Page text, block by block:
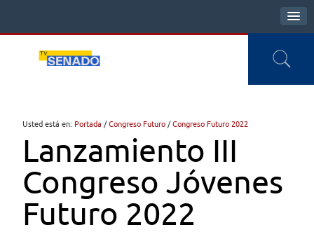
Usted está en: Portada /Congreso Futuro /Congreso Futuro 2022
Lanzamiento III
Congreso Jóvenes
Futuro 2022